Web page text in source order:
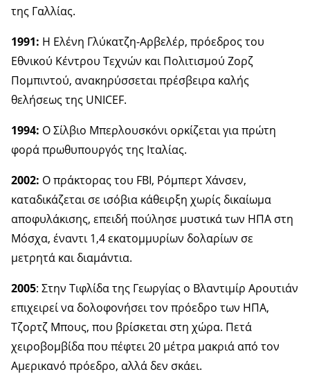
της Γαλλίας.
1991: Η Ελένη Γλύκατζη-Αρβελέρ, πρόεδρος του
Εθνικού Κέντρου Τεχνών και Πολιτισμού Ζορζ
Πομπιντού, ανακηρύσσεται πρέσβειρα καλής
θελήσεως της UNICEF.
1994: Ο Σίλβιο Μπερλουσκόνι ορκίζεται για πρώτη
φορά πρωθυπουργός της Ιταλίας.
2002: Ο πράκτορας του FBI, Ρόμπερτ Χάνσεν,
καταδικάζεται σε ισόβια κάθειρξη χωρίς δικαίωμα
αποφυλάκισης, επειδή πούλησε μυστικά των ΗΠΑ στη
Μόσχα, έναντι 1,4 εκατομμυρίων δολαρίων σε
μετρητά και διαμάντια.
2005: Στην Τιφλίδα της Γεωργίας ο Βλαντιμίρ Αρουτιάν
επιχειρεί να δολοφονήσει τον πρόεδρο των ΗΠΑ,
Τζορτζ Μπους, που βρίσκεται στη χώρα. Πετά
χειροβομβίδα που πέφτει 20 μέτρα μακριά από τον
Αμερικανό πρόεδρο, αλλά δεν σκάει.